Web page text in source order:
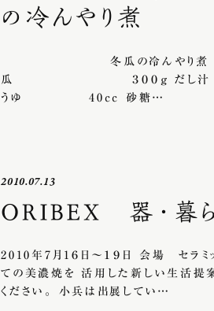
の冷んやり煮
冬瓜の冷んやり煮
瓜 ３００ｇ だし
うゆ 40cc 砂糖…
2010.07.13
ORIBEX 器・暮
2010年7月1６日～１９日 会場 セラミ
ての美濃焼を 活用した新しい生活提
ください。 小兵は出展してい…